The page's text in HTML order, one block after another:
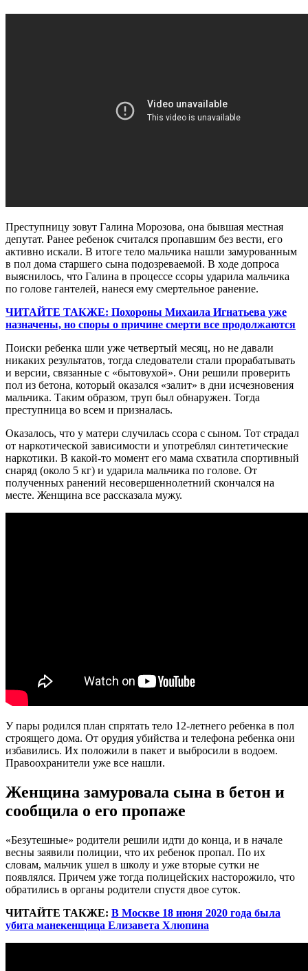
Преступницу зовут Галина Морозова, она бывшая местная
депутат. Ранее ребенок считался пропавшим без вести, его
активно искали. В итоге тело мальчика нашли замурованным
в пол дома старшего сына подозреваемой. В ходе допроса
выяснилось, что Галина в процессе ссоры ударила мальчика
по голове гантелей, нанеся ему смертельное ранение.
ЧИТАЙТЕ ТАКЖЕ: Похороны Михаила Игнатьева уже
назначены, но споры о причине смерти все продолжаются
Поиски ребенка шли уже четвертый месяц, но не давали
никаких результатов, тогда следователи стали прорабатывать
и версии, связанные с «бытовухой». Они решили проверить
пол из бетона, который оказался «залит» в дни исчезновения
мальчика. Таким образом, труп был обнаружен. Тогда
преступница во всем и призналась.
Оказалось, что у матери случилась ссора с сыном. Тот страдал
от наркотической зависимости и употреблял синтетические
наркотики. В какой-то момент его мама схватила спортивный
снаряд (около 5 кг) и ударила мальчика по голове. От
полученных ранений несовершеннолетний скончался на
месте. Женщина все рассказала мужу.
У пары родился план спрятать тело 12-летнего ребенка в пол
строящего дома. От орудия убийства и телефона ребенка они
избавились. Их положили в пакет и выбросили в водоем.
Правоохранители уже все нашли.
Женщина замуровала сына в бетон и
сообщила о его пропаже
«Безутешные» родители решили идти до конца, и в начале
весны заявили полиции, что их ребенок пропал. По их
словам, мальчик ушел в школу и уже вторые сутки не
появлялся. Причем уже тогда полицейских насторожило, что
обратились в органы родители спустя двое суток.
ЧИТАЙТЕ ТАКЖЕ: В Москве 18 июня 2020 года была
убита манекенщица Елизавета Хлюпина